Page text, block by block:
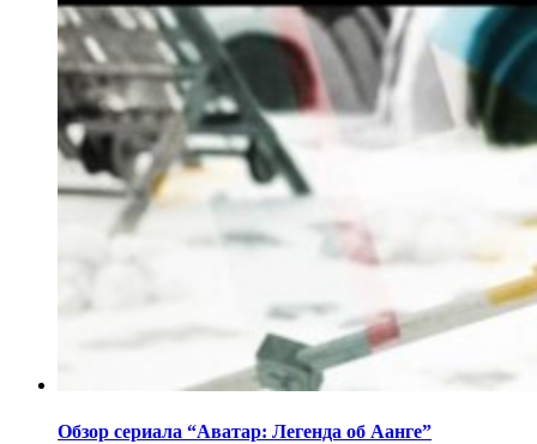
Обзор сериала “Аватар: Легенда об Аанге”